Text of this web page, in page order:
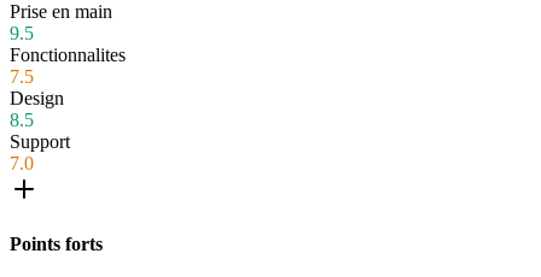
Prise en main
9.5
Fonctionnalites
7.5
Design
8.5
Support
7.0
Points forts